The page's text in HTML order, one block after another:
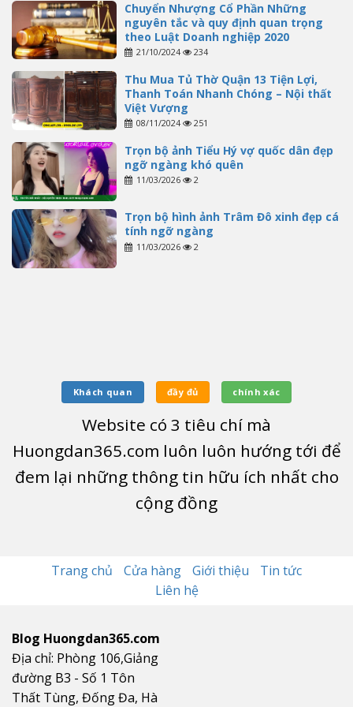
Chuyển Nhượng Cổ Phần Những
nguyên tắc và quy định quan trọng
theo Luật Doanh nghiệp 2020
21/10/2024 234
Thu Mua Tủ Thờ Quận 13 Tiện Lợi,
Thanh Toán Nhanh Chóng – Nội thất
Việt Vượng
08/11/2024 251
Trọn bộ ảnh Tiểu Hý vợ quốc dân đẹp
ngỡ ngàng khó quên
11/03/2026 2
Trọn bộ hình ảnh Trâm Đô xinh đẹp cá
tính ngỡ ngàng
11/03/2026 2
Khách quan đầy đủ chính xác
Website có 3 tiêu chí mà
Huongdan365.com luôn luôn hướng tới để
đem lại những thông tin hữu ích nhất cho
cộng đồng
Trang chủ Cửa hàng Giới thiệu
Tin tức
Liên hệ
Blog Huongdan365.com
Địa chỉ: Phòng 106,Giảng
đường B3 - Số 1 Tôn
Thất Tùng, Đống Đa, Hà